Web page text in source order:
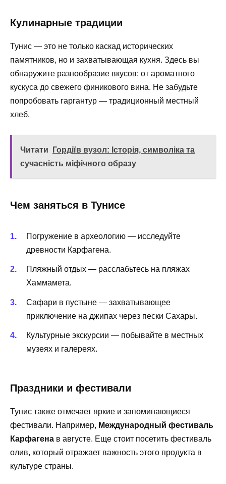
Кулинарные традиции
Тунис — это не только каскад исторических
памятников, но и захватывающая кухня. Здесь вы
обнаружите разнообразие вкусов: от ароматного
кускуса до свежего финикового вина. Не забудьте
попробовать гаргантур — традиционный местный
хлеб.
Читати
Гордіїв вузол: Історія, символіка та
сучасність міфічного образу
Чем заняться в Тунисе
Погружение в археологию — исследуйте
древности Карфагена.
Пляжный отдых — расслабьтесь на пляжах
Хаммамета.
Сафари в пустыне — захватывающее
приключение на джипах через пески Сахары.
Культурные экскурсии — побывайте в местных
музеях и галереях.
Праздники и фестивали
Тунис также отмечает яркие и запоминающиеся
фестивали. Например, Международный фестиваль
Карфагена в августе. Еще стоит посетить фестиваль
олив, который отражает важность этого продукта в
культуре страны.